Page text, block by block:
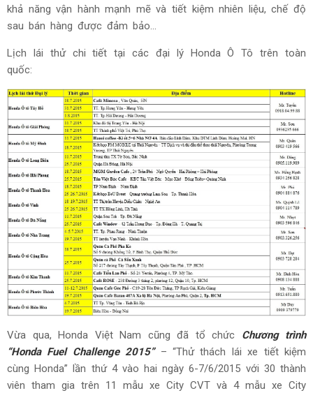
khả năng vận hành mạnh mẽ và tiết kiệm nhiên liệu, chế độ
sau bán hàng được đảm bảo...
Lịch lái thử chi tiết tại các đại lý Honda Ô Tô trên toàn
quốc:
Vừa qua, Honda Việt Nam cũng đã tổ chức Chương trình
“Honda Fuel Challenge 2015”– “Thử thách lái xe tiết kiệm
cùng Honda” lần thứ 4 vào hai ngày 6-7/6/2015 với 30 thành
viên tham gia trên 11 mẫu xe City CVT và 4 mẫu xe City